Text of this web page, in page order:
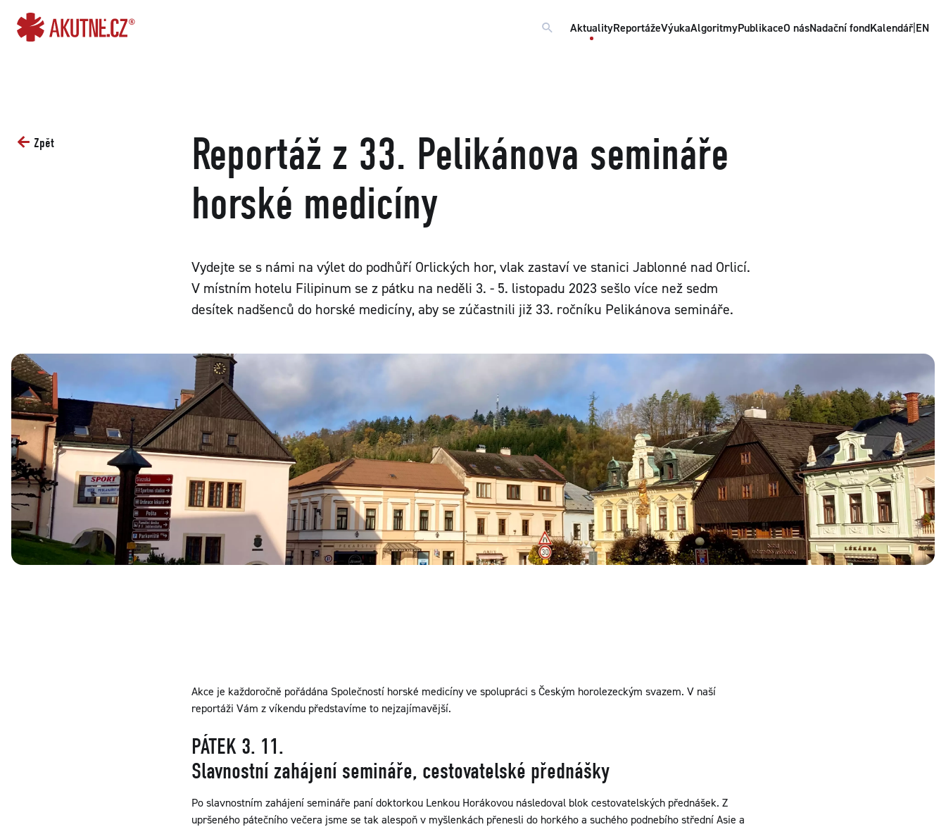
AktualityReportážeVýukaAlgoritmyPublikaceO násNadační fondKalendář|EN
Reportáž z 33. Pelikánova semináře
horské medicíny
Vydejte se s námi na výlet do podhůří Orlických hor, vlak zastaví ve stanici Jablonné nad Orlicí.
V místním hotelu Filipinum se z pátku na neděli 3. - 5. listopadu 2023 sešlo více než sedm
desítek nadšenců do horské medicíny, aby se zúčastnili již 33. ročníku Pelikánova semináře.
Akce je každoročně pořádána Společností horské medicíny ve spolupráci s Českým horolezeckým svazem. V naší
reportáži Vám z víkendu představíme to nejzajímavější.
PÁTEK 3. 11.
Slavnostní zahájení semináře, cestovatelské přednášky
Po slavnostním zahájení semináře paní doktorkou Lenkou Horákovou následoval blok cestovatelských přednášek. Z
upršeného pátečního večera jsme se tak alespoň v myšlenkách přenesli do horkého a suchého podnebího střední Asie a
Zpět